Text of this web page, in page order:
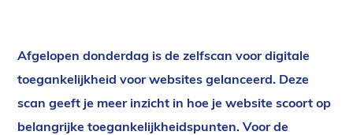
Afgelopen donderdag is de zelfscan voor digitale
toegankelijkheid voor websites gelanceerd. Deze
scan geeft je meer inzicht in hoe je website scoort op
belangrijke toegankelijkheidspunten. Voor de